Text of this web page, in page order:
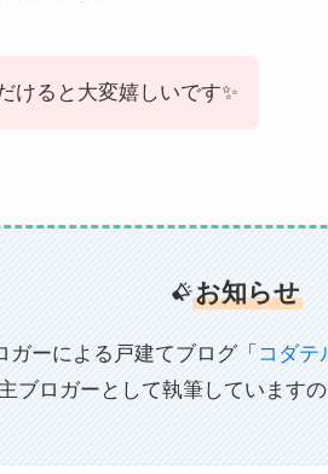
けると大変嬉しいです✨
お知らせ
ーによる戸建てブログ「 コダテ
ブロガーとして執筆しています